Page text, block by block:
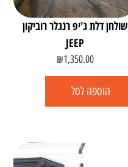
שולחן דלת ג'יפ רנגלר רוביקון
JEEP
₪1,350.00
הוספה לסל